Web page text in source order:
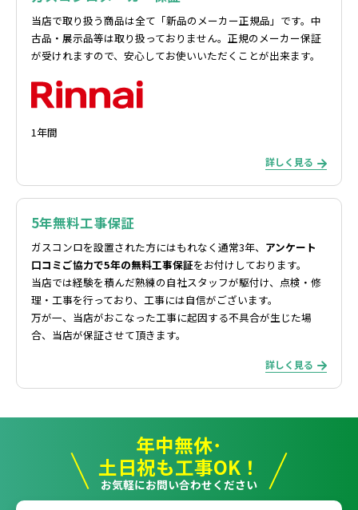
当店で取り扱う商品は全て「新品のメーカー正規品」です。中
古品・展示品等は取り扱っておりません。正規のメーカー保証
が受けれますので、安心してお使いいただくことが出来ます。
1年間
詳しく見る
5年無料工事保証
ガスコンロを設置された方にはもれなく通常3年、 アンケート
口コミご協力で5年の無料工事保証をお付けしております。
当店では経験を積んだ熟練の自社スタッフが駆付け、点検・修
理・工事を行っており、工事には自信がございます。
万が一、当店がおこなった工事に起因する不具合が生じた場
合、当店が保証させて頂きます。
詳しく見る
年中無休･
土日祝も工事OK！
お気軽にお問い合わせください